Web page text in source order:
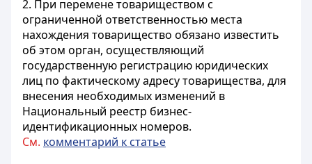
2. При перемене товариществом с
ограниченной ответственностью места
нахождения товарищество обязано известить
об этом орган, осуществляющий
государственную регистрацию юридических
лиц по фактическому адресу товарищества, для
внесения необходимых изменений в
Национальный реестр бизнес-
идентификационных номеров.
См. комментарий к статье